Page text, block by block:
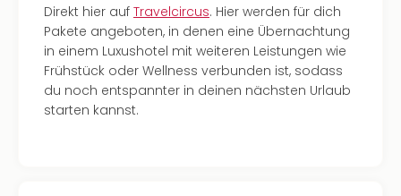
Direkt hier auf Travelcircus. Hier werden für dich
Pakete angeboten, in denen eine Übernachtung
in einem Luxushotel mit weiteren Leistungen wie
Frühstück oder Wellness verbunden ist, sodass
du noch entspannter in deinen nächsten Urlaub
starten kannst.